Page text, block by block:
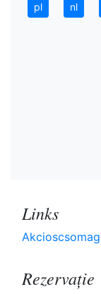
pl nl
Links
Rezervaţie